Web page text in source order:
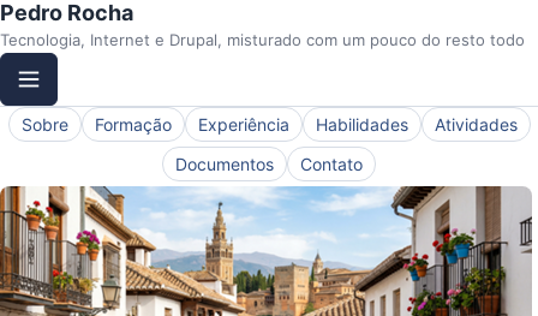
Pedro Rocha
Tecnologia, Internet e Drupal, misturado com um pouco do resto todo
Sobre Formação Experiência Habilidades
Atividades
Documentos
Contato